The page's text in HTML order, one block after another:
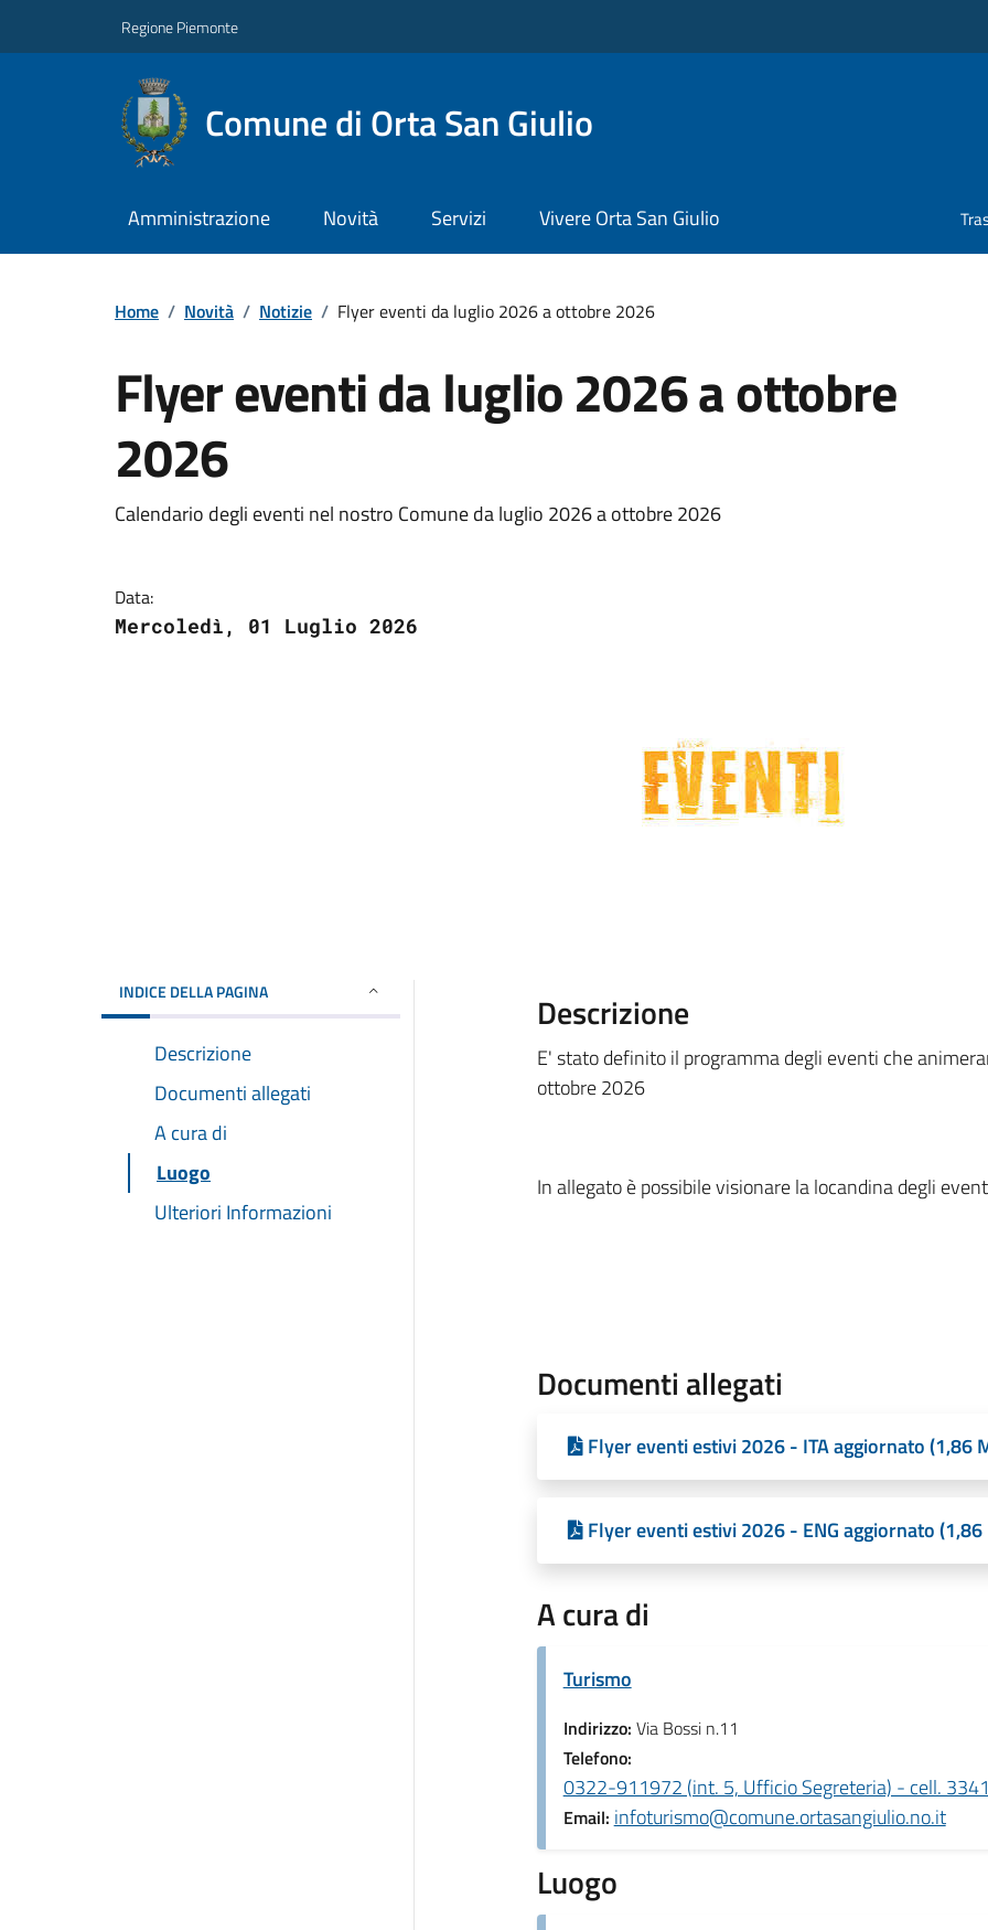
Regione Piemonte
Comune di Orta San Giulio
Amministrazione Novità Servizi Vivere Orta San Giulio
Home / Novità / Notizie / Flyer eventi da luglio 2026 a ottobre 2026
Flyer eventi da luglio 2026 a ottobre
2026
Calendario degli eventi nel nostro Comune da luglio 2026 a ottobre 2026
Data:
Mercoledì, 01 Luglio 2026
INDICE DELLA PAGINA
Descrizione
Documenti allegati
A cura di
Luogo
Ulteriori Informazioni
Descrizione
E' stato definito il programma degli eventi che
ottobre 2026
In allegato è possibile visionare la locandina degli
Documenti allegati
Flyer eventi estivi 2026 - ITA aggiornato (1,86
Flyer eventi estivi 2026 - ENG aggiornato (1,86
A cura di
Turismo
Indirizzo: Via Bossi n.11
Telefono:
0322-911972 (int. 5, Ufficio Segreteria) - cell.
Email: infoturismo@comune.ortasangiulio.no.it
Luogo